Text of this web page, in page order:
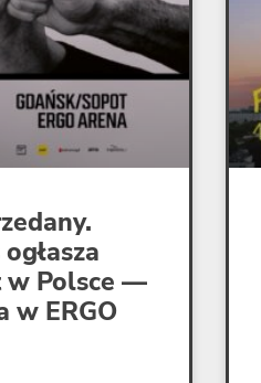
w Polsce —
w ERGO